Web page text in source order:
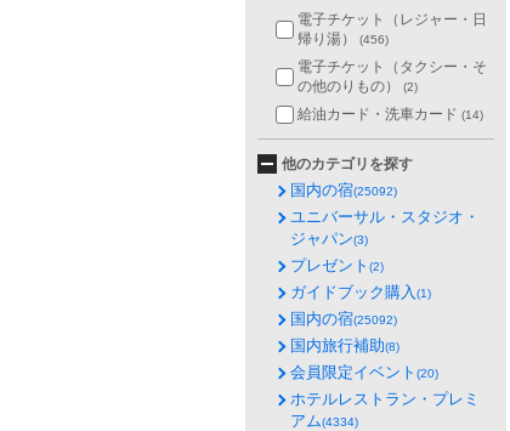
電子チケット（レジャー・日
帰り湯）
(456)
電子チケット（タクシー・そ
の他のりもの）
(2)
給油カード・洗車カード (14)
他のカテゴリを探す
国内の宿(25092)
ユニバーサル・スタジオ・
ジャパン(3)
プレゼント (2)
ガイドブック購入(1)
国内の宿(25092)
国内旅行補助(8)
会員限定イベント (20)
ホテルレストラン・プレミ
アム(4334)